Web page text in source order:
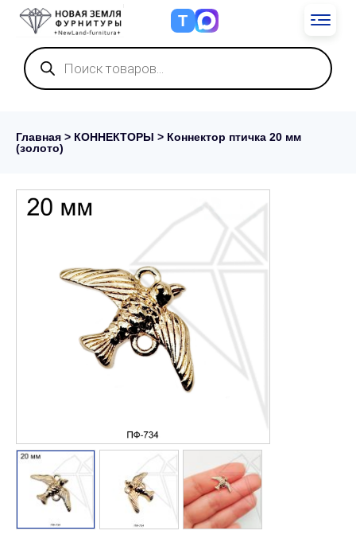
Т
Поиск
товаров
Главная > КОННЕКТОРЫ > Коннектор птичка 20 мм
(золото)